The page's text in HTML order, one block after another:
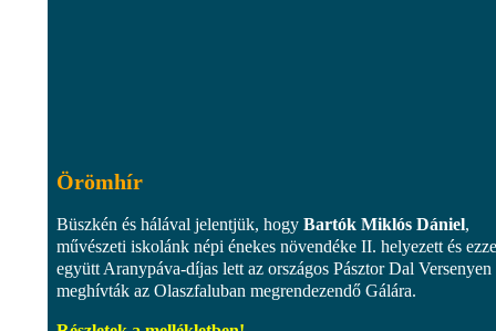
Örömhír
Büszkén és hálával jelentjük, hogy Bartók Miklós Dániel,
művészeti iskolánk népi énekes növendéke II. helyezett és
együtt Aranypáva-díjas lett az országos Pásztor Dal Versenyen
meghívták az Olaszfaluban megrendezendő Gálára.